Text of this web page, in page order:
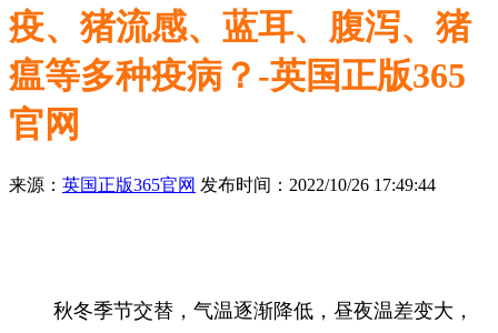
疫、猪流感、蓝耳、腹泻、猪
瘟等多种疫病？-英国正版365
官网
来源： 英国正版365官网 发布时间：2022/10/26 17:49:44
秋冬季节交替，气温逐渐降低，昼夜温差变大，